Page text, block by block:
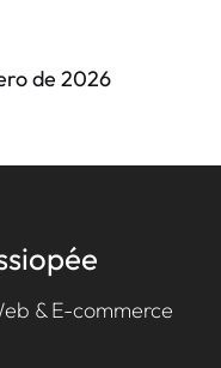
de 2026
& E-commerce